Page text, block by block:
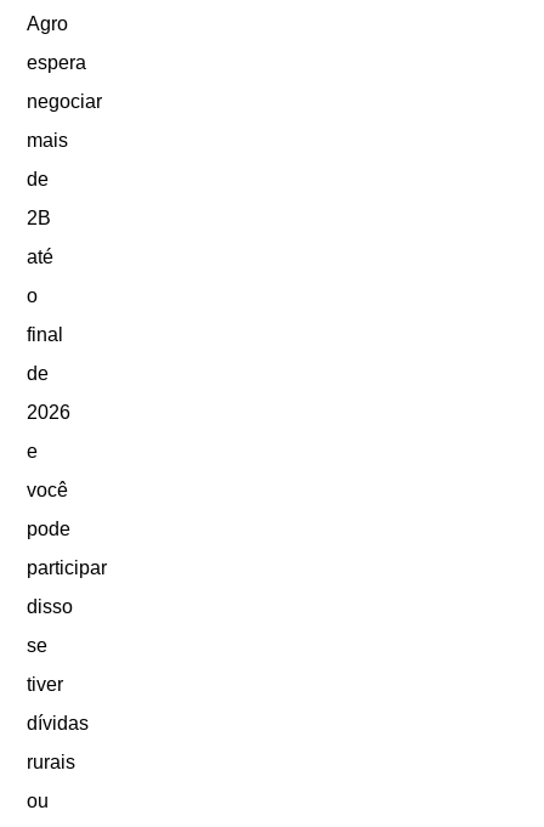
Agro
espera
negociar
mais
de
2B
até
o
final
de
2026
e
você
pode
participar
disso
se
tiver
dívidas
rurais
ou